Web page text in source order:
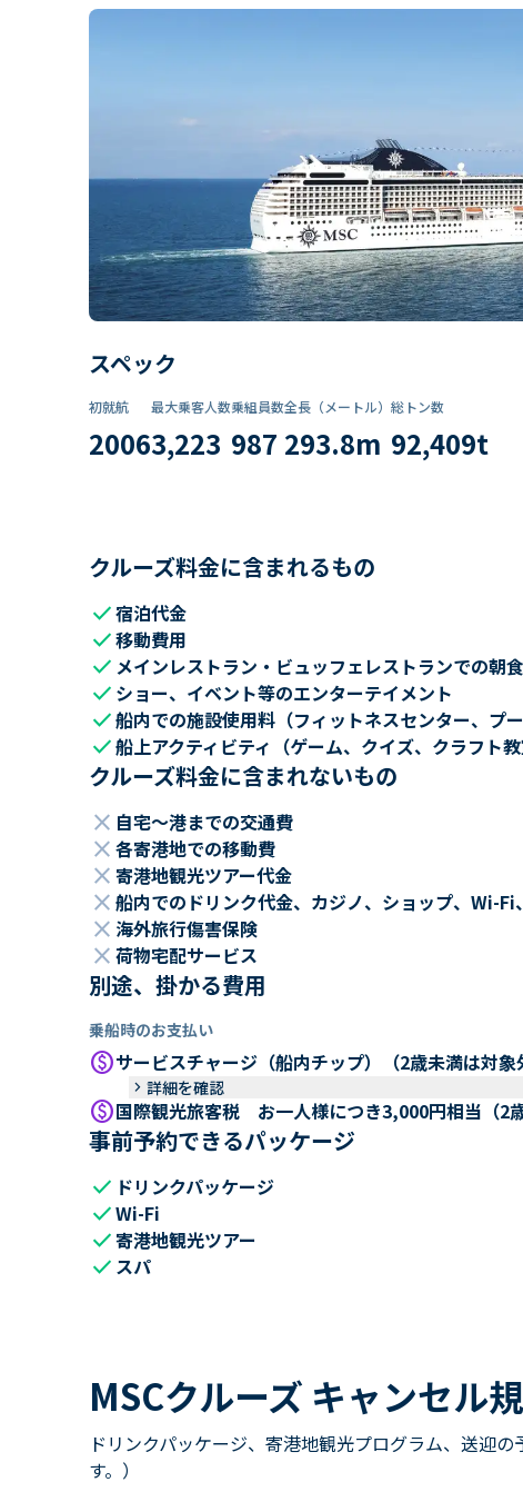
スペック
初就航
2006
最大乗客人数
3,223
乗組員数​
987
全長（メートル）
293.8m
総トン数​
92,409t
クルーズ料金に含まれるもの
check宿泊代金
check移動費用
check メインレストラン・ビュッフェレストランでの朝
check ショー、イベント等のエンターテイメント
check船内での施設使用料（フィットネスセンター、プ
check船上アクティビティ（ゲーム、クイズ、クラフト教
クルーズ料金に含まれないもの
close 自宅～港までの交通費
close 各寄港地での移動費
close 寄港地観光ツアー代金
close 船内でのドリンク代金、カジノ、ショップ、Wi-
close 海外旅行傷害保険
close 荷物宅配サービス
別途、掛かる費用
乗船時のお支払い
paidサービスチャージ（船内チップ）（2歳未満は対象
keyboard_arrow_right 詳細を確認
paid国際観光旅客税 お一人様につき3,000円相当（2
事前予約できるパッケージ
check ドリンクパッケージ
checkWi-Fi
check寄港地観光ツアー
check スパ
MSCクルーズ キャンセル
ドリンクパッケージ、寄港地観光プログラム、送迎
す。）